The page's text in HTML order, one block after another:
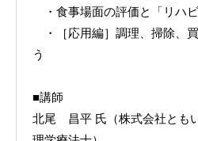
・食事場面の評価と「リハビ
・［応用編］調理、掃除、
う
■講師
北尾 昌平 氏（株式会社とも